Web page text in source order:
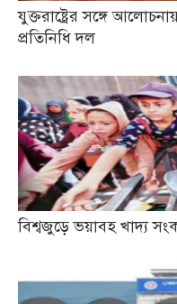
যুক্তরাষ্ট্রের সঙ্গে
প্রতিনিধি দল
বিশ্বজুড়ে ভয়াবহ খাদ্য